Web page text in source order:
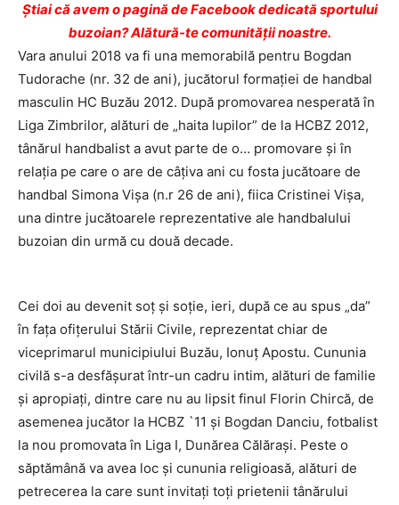
Ştiai că avem o pagină de Facebook dedicată sportului
buzoian? Alătură-te comunității noastre.
Vara anului 2018 va fi una memorabilă pentru Bogdan
Tudorache (nr. 32 de ani), jucătorul formaţiei de handbal
masculin HC Buzău 2012. După promovarea nesperată în
Liga Zimbrilor, alături de „haita lupilor” de la HCBZ 2012,
tânărul handbalist a avut parte de o… promovare şi în
relaţia pe care o are de câţiva ani cu fosta jucătoare de
handbal Simona Vişa (n.r 26 de ani), fiica Cristinei Vişa,
una dintre jucătoarele reprezentative ale handbalului
buzoian din urmă cu două decade.
Cei doi au devenit soţ şi soţie, ieri, după ce au spus „da”
în faţa ofiţerului Stării Civile, reprezentat chiar de
viceprimarul municipiului Buzău, Ionuţ Apostu. Cununia
civilă s-a desfăşurat într-un cadru intim, alături de familie
şi apropiaţi, dintre care nu au lipsit finul Florin Chircă, de
asemenea jucător la HCBZ `11 şi Bogdan Danciu, fotbalist
la nou promovata în Liga I, Dunărea Călăraşi. Peste o
săptămână va avea loc şi cununia religioasă, alături de
petrecerea la care sunt invitaţi toţi prietenii tânărului